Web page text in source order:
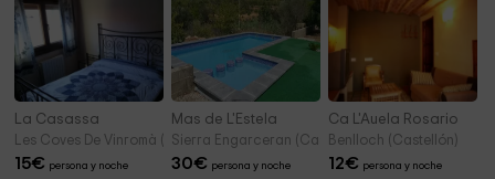
La Casassa
Les Coves De Vinromà (Castellón)
15€ persona y noche
Mas de L'Estela
Sierra Engarceran (Castellón)
30€ persona y noche
Ca L'Auela Rosario
Benlloch (Castellón)
12€ persona y noche